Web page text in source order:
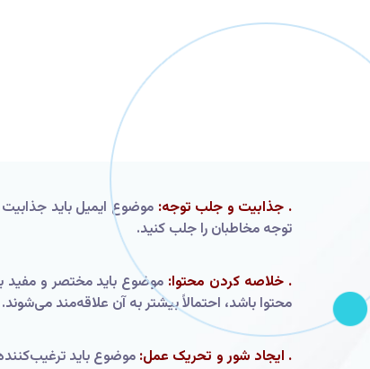
. جذابیت و جلب توجه: موضوع ایمیل باید جذابیت
توجه مخاطبان را جلب کنید.
. خلاصه کردن محتوا: موضوع باید مختصر و مفید
محتوا باشد، احتمالاً بیشتر به آن علاقه‌مند می‌شوند.
. ایجاد شور و تحریک عمل: موضوع باید